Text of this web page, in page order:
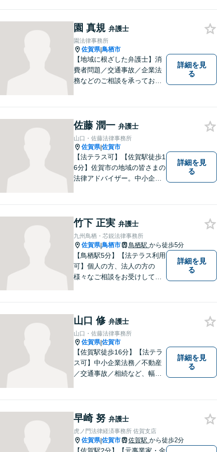
ぐように、丁寧にお悩みをお
伺いいたします。
園 真規 弁護士
園法律事務所
佐賀県|鳥栖市
【地域に根ざした弁護士】消
費者問題／交通事故／企業法
務などのご相談を承っており
けしております。まずはお気
軽にお問い合わせください。
詳細を見
る
佐藤 潤一 弁護士
山口・佐藤法律事務所
佐賀県|佐賀市
【法テラス可】【佐賀駅徒歩1
6分】佐賀市の地域の皆さまの
法律アドバイザー。中小企業
う、最善を尽くさせていただ
きます。【土日夜間対応】
詳細を見
る
竹下 正実 弁護士
九州鳥栖・芯鋭法律事務所
佐賀県|鳥栖市 鳥栖駅 から徒歩5分
【鳥栖駅5分】【法テラス利用
可】個人の方、法人の方の
様々なご相談をお受けしてお
案いたします。【債務整理・
残業代請求については初回面
談無料】【土日祝・夜間相談
可】
詳細を見
る
山口 修 弁護士
山口・佐藤法律事務所
佐賀県|佐賀市
【佐賀駅徒歩16分】【法テラ
ス可】中小企業法務／不動産
／交通事故／相続など、幅広
す。まずはお気軽にご相談く
ださい。【初回面談無料】
詳細を見
る
早崎 努 弁護士
虎ノ門法律経済事務所 佐賀支店
佐賀県|佐賀市 佐賀駅 から徒歩2分